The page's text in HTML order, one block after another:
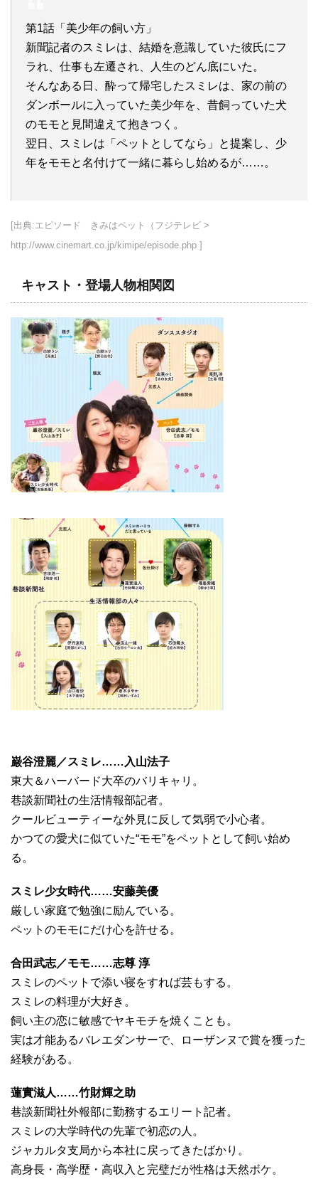
第1話「美少年の飼い方」
新聞記者のスミレは、結婚を意識していた彼氏にフ
ラれ、仕事も左遷され、人生のどん底にいた。
そんなある日、酔って帰宅したスミレは、家の前の
ダンボールに入っていた美少年を、昔飼っていた犬
のモモと見間違えて抱きつく。
翌日、スミレは「ペットとしてなら」と提案し、少
年をモモと名付けて一緒に暮らし始めるが……。
[出典:エピソード きみはペット（フジテレビ >
http://www.cinemart.co.jp/kimipe/episode.php ]
キャスト・登場人物相関図
巌谷澄麗／スミレ……入山法子
東大＆ハーバード大卒のバリキャリ。
巷談新聞社の生活情報部記者。
クールビューティーな外見に反して気弱で小心者。
かつての愛犬に似ていた“モモ”をペットとして飼い始め
る。
スミレ少女時代……安藤美優
厳しい家庭で勉強に励んでいる。
ペットのモモにだけ心を許せる。
合田武志／モモ……志尊 淳
スミレのペットで添い寝をすれば芸もする。
スミレの料理が大好き。
飼い主の恋に敏感でヤキモチを焼くことも。
実は才能あるバレエダンサーで、ローザンヌで賞を獲った
経験がある。
蓮實滋人……竹財輝之助
巷談新聞社外報部に勤務するエリート記者。
スミレの大学時代の先輩で初恋の人。
ジャカルタ支局から本社に戻ってきたばかり。
高身長・高学歴・高収入と完璧だが性格は天然ボケ。